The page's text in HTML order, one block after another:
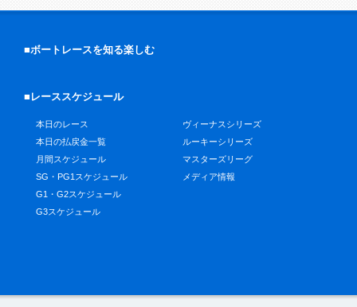
■ボートレースを知る楽しむ
■レーススケジュール
本日のレース
本日の払戻金一覧
月間スケジュール
SG・PG1スケジュール
G1・G2スケジュール
G3スケジュール
ヴィーナスシリーズ
ルーキーシリーズ
マスターズリーグ
メディア情報